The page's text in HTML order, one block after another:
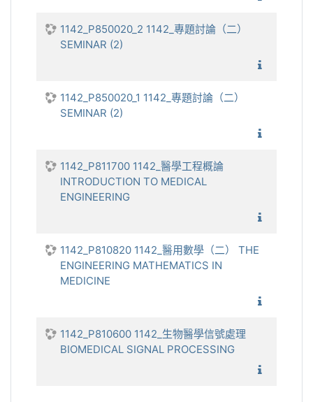
1142_P850020_2 1142_專題討論（二）
SEMINAR (2)
1142_P850020_1 1142_專題討論（二）
SEMINAR (2)
1142_P811700 1142_醫學工程概論
INTRODUCTION TO MEDICAL
ENGINEERING
1142_P810820 1142_醫用數學（二） THE
ENGINEERING MATHEMATICS IN
MEDICINE
1142_P810600 1142_生物醫學信號處理
BIOMEDICAL SIGNAL PROCESSING